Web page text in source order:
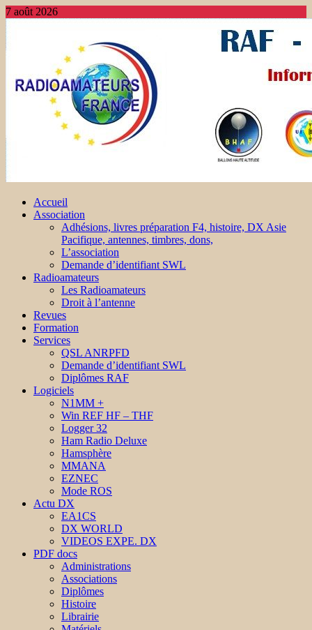
7 août 2026
Accueil
Association
Adhésions, livres préparation F4, histoire, DX Asie
Pacifique, antennes, timbres, dons,
L’association
Demande d’identifiant SWL
Radioamateurs
Les Radioamateurs
Droit à l’antenne
Revues
Formation
Services
QSL ANRPFD
Demande d’identifiant SWL
Diplômes RAF
Logiciels
N1MM +
Win REF HF – THF
Logger 32
Ham Radio Deluxe
Hamsphère
MMANA
EZNEC
Mode ROS
Actu DX
EA1CS
DX WORLD
VIDEOS EXPE. DX
PDF docs
Administrations
Associations
Diplômes
Histoire
Librairie